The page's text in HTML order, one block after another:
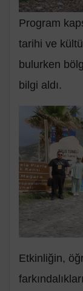
Program
tarihi ve
bulurken
bilgi aldı.
Etkinliğin,